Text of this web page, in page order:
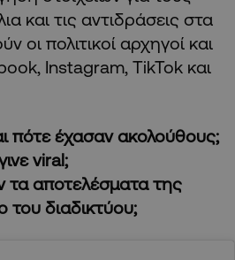
και τις αντιδράσεις στα
οι πολιτικοί αρχηγοί και
Instagram, TikTok και
πότε έχασαν ακολούθους;
viral;
τα αποτελέσματα της
του διαδικτύου;